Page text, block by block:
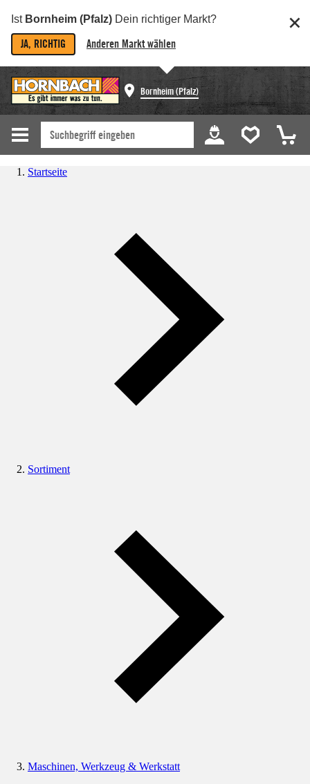
Ist Bornheim (Pfalz) Dein richtiger Markt?
JA, RICHTIG Anderen Markt wählen
Bornheim (Pfalz)
Startseite
Sortiment
Maschinen, Werkzeug & Werkstatt